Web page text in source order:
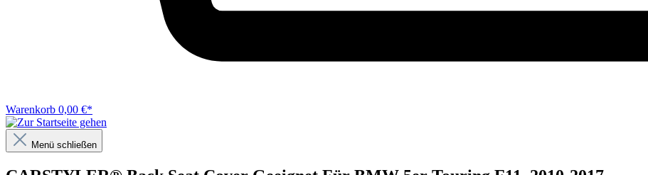
Warenkorb 0,00 €*
Menü schließen